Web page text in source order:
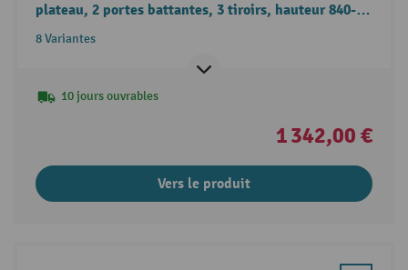
plateau, 2 portes battantes, 3 tiroirs, hauteur 840-
1 040 mm
8 Variantes
10 jours ouvrables
1 342,00 €
Vers le produit